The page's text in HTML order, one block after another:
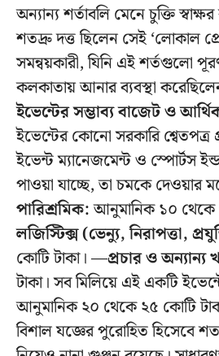
অন্যান্য শর্তাবলি মেনে চুক্তি
শতদ্রু দত্ত ছিলেন সেই ‘লোকাল
সমন্বয়কারী, যিনি এই শর্তগুলো
কলকাতায় আনার ব্যবস্থা
ইভেন্টের সম্ভাব্য বাজেট ও
ইভেন্টের কোনো সরকারি
ইভেন্ট ম্যানেজমেন্ট ও স্পোর্টস
পাওয়া যাচ্ছে, তা চমকে দেওয়ার
পারিশ্রমিক:আনুমানিক ১০ থেকে
লজিস্টিক্স (ভেন্যু, নিরাপত্তা,
কোটি টাকা। —প্রচার ও অন্যান্য
টাকা। সব মিলিয়ে এই একটি
আনুমানিক ২০ থেকে ২৫ কোটি
বিশাল যজ্ঞের পুরোহিত হিসেবে